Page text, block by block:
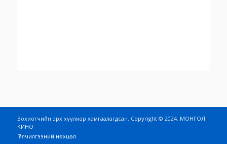
Зохиогчийн эрх хуулиар хамгаалагдсан. Copyright © 2024. МОНГОЛ
КИНО
Үйлчилгээний нөхцөл